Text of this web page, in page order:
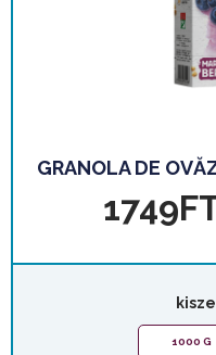
GRANOLA DE
1749
1000 G